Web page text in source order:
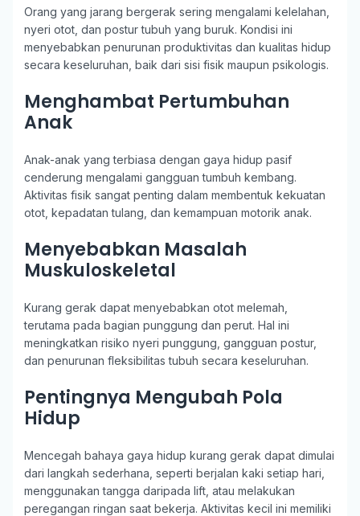
Orang yang jarang bergerak sering mengalami kelelahan,
nyeri otot, dan postur tubuh yang buruk. Kondisi ini
menyebabkan penurunan produktivitas dan kualitas hidup
secara keseluruhan, baik dari sisi fisik maupun psikologis.
Menghambat Pertumbuhan
Anak
Anak-anak yang terbiasa dengan gaya hidup pasif
cenderung mengalami gangguan tumbuh kembang.
Aktivitas fisik sangat penting dalam membentuk kekuatan
otot, kepadatan tulang, dan kemampuan motorik anak.
Menyebabkan Masalah
Muskuloskeletal
Kurang gerak dapat menyebabkan otot melemah,
terutama pada bagian punggung dan perut. Hal ini
meningkatkan risiko nyeri punggung, gangguan postur,
dan penurunan fleksibilitas tubuh secara keseluruhan.
Pentingnya Mengubah Pola
Hidup
Mencegah bahaya gaya hidup kurang gerak dapat dimulai
dari langkah sederhana, seperti berjalan kaki setiap hari,
menggunakan tangga daripada lift, atau melakukan
peregangan ringan saat bekerja. Aktivitas kecil ini memiliki